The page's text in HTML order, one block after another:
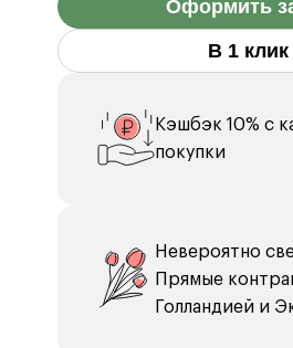
Бумага тишью 2 шт.
Роза Pink Expression 2 шт.
Оформить
В 1 клик
Кэшбэк 10% с
покупки
Невероятно
Прямые
Голландией и